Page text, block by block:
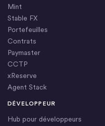
Mint
Stable FX
Portefeuilles
Contrats
Paymaster
CCTP
xReserve
Agent Stack
DÉVELOPPEUR
Hub pour développeurs